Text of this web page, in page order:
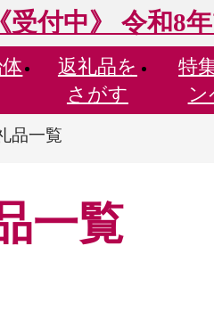
《受付中》 令和8
返礼品を
さがす
特
ン
品一覧
一覧